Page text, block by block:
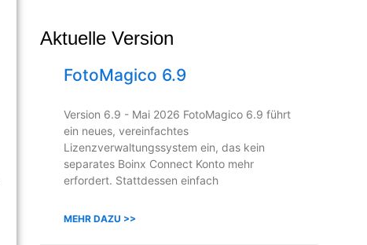
Aktuelle Version
FotoMagico 6.9
Version 6.9 - Mai 2026 FotoMagico 6.9 führt
ein neues, vereinfachtes
Lizenzverwaltungssystem ein, das kein
separates Boinx Connect Konto mehr
erfordert. Stattdessen einfach
MEHR DAZU >>